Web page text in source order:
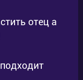
отец а